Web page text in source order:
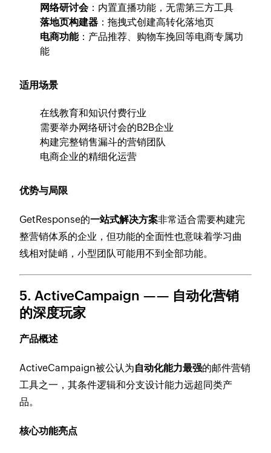
网络研讨会：内置直播功能，无需第三方工具
落地页构建器 ：拖拽式创建高转化落地页
电商功能：产品推荐、购物车挽回等电商专属功
能
适用场景
在线教育和知识付费行业
需要举办网络研讨会的B2B企业
构建完整销售漏斗的营销团队
电商企业的精细化运营
优势与局限
GetResponse的一站式解决方案非常适合需要构建完
整营销体系的企业，但功能的全面性也意味着学习曲
线相对陡峭，小型团队可能用不到全部功能。
5. ActiveCampaign —— 自动化营销
的深度玩家
产品概述
ActiveCampaign被公认为自动化能力最强的邮件营销
工具之一，其条件逻辑和分支设计能力远超同类产
品。
核心功能亮点